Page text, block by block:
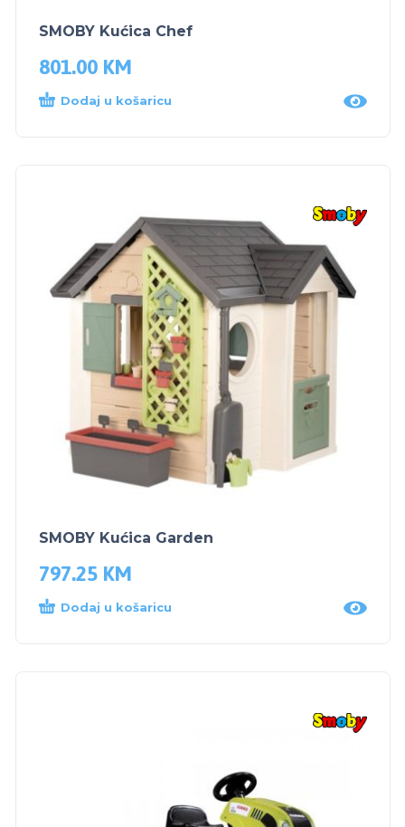
SMOBY Kućica Chef
801.00 KM
Dodaj u košaricu
SMOBY Kućica Garden
797.25 KM
Dodaj u košaricu